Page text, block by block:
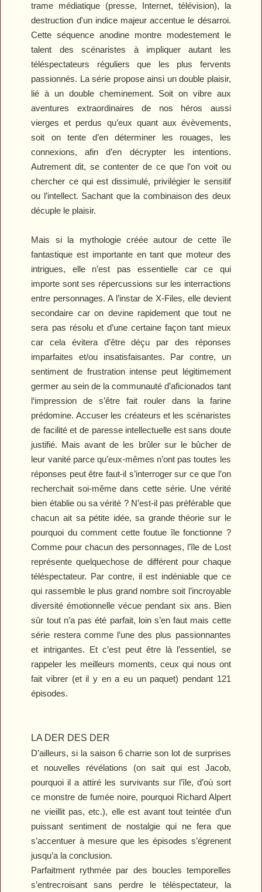
trame médiatique (presse, Internet, télévision), la
destruction d'un indice majeur accentue le désarroi.
Cette séquence anodine montre modestement le
talent des scénaristes à impliquer autant les
téléspectateurs réguliers que les plus fervents
passionnés. La série propose ainsi un double plaisir,
lié à un double cheminement. Soit on vibre aux
aventures extraordinaires de nos héros aussi
vierges et perdus qu’eux quant aux évèvements,
soit on tente d’en déterminer les rouages, les
connexions, afin d’en décrypter les intentions.
Autrement dit, se contenter de ce que l’on voit ou
chercher ce qui est dissimulé, privilégier le sensitif
ou l’intellect. Sachant que la combinaison des deux
décuple le plaisir.
Mais si la mythologie créée autour de cette île
fantastique est importante en tant que moteur des
intrigues, elle n’est pas essentielle car ce qui
importe sont ses répercussions sur les interractions
entre personnages. A l’instar de X-Files, elle devient
secondaire car on devine rapidement que tout ne
sera pas résolu et d’une certaine façon tant mieux
car cela évitera d’être déçu par des réponses
imparfaites et/ou insatisfaisantes. Par contre, un
sentiment de frustration intense peut légitimement
germer au sein de la communauté d’aficionados tant
l‘impression de s’être fait rouler dans la farine
prédomine. Accuser les créateurs et les scénaristes
de facilité et de paresse intellectuelle est sans doute
justifié. Mais avant de les brûler sur le bûcher de
leur vanité parce qu’eux-mêmes n’ont pas toutes les
réponses peut être faut-il s’interroger sur ce que l’on
recherchait soi-même dans cette série. Une vérité
bien établie ou sa vérité ? N’est-il pas préférable que
chacun ait sa pétite idée, sa grande théorie sur le
pourquoi du comment cette foutue île fonctionne ?
Comme pour chacun des personnages, l’île de Lost
représente quelquechose de différent pour chaque
téléspectateur. Par contre, il est indéniable que ce
qui rassemble le plus grand nombre soit l’incroyable
diversité émotionnelle vécue pendant six ans. Bien
sûr tout n’a pas été parfait, loin s’en faut mais cette
série restera comme l’une des plus passionnantes
et intrigantes. Et c’est peut être là l’essentiel, se
rappeler les meilleurs moments, ceux qui nous ont
fait vibrer (et il y en a eu un paquet) pendant 121
épisodes.
LA DER DES DER
D’ailleurs, si la saison 6 charrie son lot de surprises
et nouvelles révélations (on sait qui est Jacob,
pourquoi il a attiré les survivants sur l’île, d’où sort
ce monstre de fumée noire, pourquoi Richard Alpert
ne vieillit pas, etc.), elle est avant tout teintée d‘un
puissant sentiment de nostalgie qui ne fera que
s’accentuer à mesure que les épisodes s’égrenent
jusqu’a la conclusion.
Parfaitment rythmée par des boucles temporelles
s’entrecroisant sans perdre le téléspectateur, la